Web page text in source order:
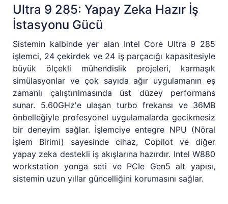
Ultra 9 285: Yapay Zeka Hazır İş
İstasyonu Gücü
Sistemin kalbinde yer alan Intel Core Ultra 9 285
işlemci, 24 çekirdek ve 24 iş parçacığı kapasitesiyle
büyük ölçekli mühendislik projeleri, karmaşık
simülasyonlar ve çok sayıda ağır uygulamanın eş
zamanlı çalıştırılmasında üst düzey performans
sunar. 5.60GHz'e ulaşan turbo frekansı ve 36MB
önbelleğiyle profesyonel uygulamalarda gecikmesiz
bir deneyim sağlar. İşlemciye entegre NPU (Nöral
İşlem Birimi) sayesinde cihaz, Copilot ve diğer
yapay zeka destekli iş akışlarına hazırdır. Intel W880
workstation yonga seti ve PCIe Gen5 alt yapısı,
sistemin uzun yıllar güncelliğini korumasını sağlar.